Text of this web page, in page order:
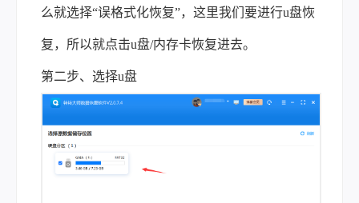
么就选择“误格式化恢复”，这里我们要进行u盘恢
复，所以就点击u盘/内存卡恢复进去。
第二步、选择u盘